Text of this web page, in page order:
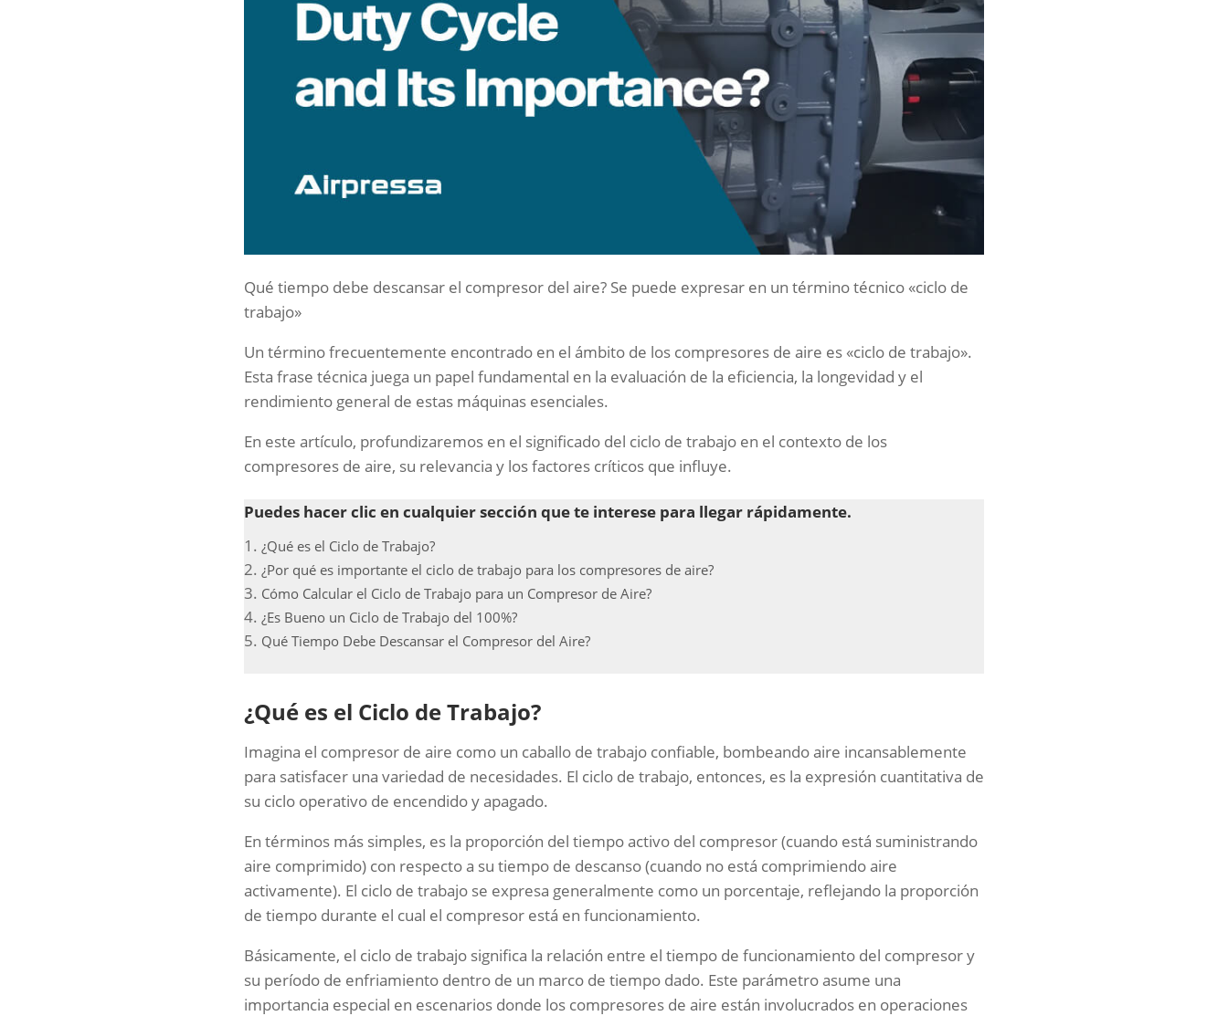
Qué tiempo debe descansar el compresor del aire? Se puede expresar en un término técnico «ciclo de
trabajo»
Un término frecuentemente encontrado en el ámbito de los compresores de aire es «ciclo de trabajo».
Esta frase técnica juega un papel fundamental en la evaluación de la eficiencia, la longevidad y el
rendimiento general de estas máquinas esenciales.
En este artículo, profundizaremos en el significado del ciclo de trabajo en el contexto de los
compresores de aire, su relevancia y los factores críticos que influye.
Puedes hacer clic en cualquier sección que te interese para llegar rápidamente.
¿Qué es el Ciclo de Trabajo?
¿Por qué es importante el ciclo de trabajo para los compresores de aire?
Cómo Calcular el Ciclo de Trabajo para un Compresor de Aire?
¿Es Bueno un Ciclo de Trabajo del 100%?
Qué Tiempo Debe Descansar el Compresor del Aire?
¿Qué es el Ciclo de Trabajo?
Imagina el compresor de aire como un caballo de trabajo confiable, bombeando aire incansablemente
para satisfacer una variedad de necesidades. El ciclo de trabajo, entonces, es la expresión cuantitativa de
su ciclo operativo de encendido y apagado.
En términos más simples, es la proporción del tiempo activo del compresor (cuando está suministrando
aire comprimido) con respecto a su tiempo de descanso (cuando no está comprimiendo aire
activamente). El ciclo de trabajo se expresa generalmente como un porcentaje, reflejando la proporción
de tiempo durante el cual el compresor está en funcionamiento.
Básicamente, el ciclo de trabajo significa la relación entre el tiempo de funcionamiento del compresor y
su período de enfriamiento dentro de un marco de tiempo dado. Este parámetro asume una
importancia especial en escenarios donde los compresores de aire están involucrados en operaciones